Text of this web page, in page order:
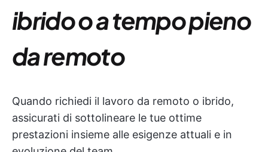
ibrido o a tempo pieno
da remoto
Quando richiedi il lavoro da remoto o ibrido,
assicurati di sottolineare le tue ottime
prestazioni insieme alle esigenze attuali e in